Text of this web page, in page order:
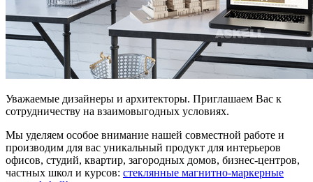
Уважаемые дизайнеры и архитекторы. Приглашаем Вас к
сотрудничеству на взаимовыгодных условиях.
Мы уделяем особое внимание нашей совместной работе и
производим для вас уникальный продукт для интерьеров
офисов, студий, квартир, загородных домов, бизнес-центров,
частных школ и курсов: стеклянные магнитно-маркерные